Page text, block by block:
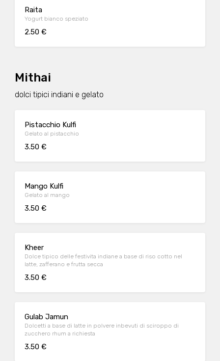
Raita
Yogurt bianco speziato
2.50 €
Mithai
dolci tipici indiani e gelato
Pistacchio Kulfi
Gelato al pistacchio
3.50 €
Mango Kulfi
Gelato al mango
3.50 €
Kheer
Dolce tipico delle festivita indiane a base di riso cotto nel
latte, zafferano e frutta secca
3.50 €
Gulab Jamun
Dolcetti a base di latte in polvere inbevuti di sciroppo di
zucchero rhum a richiesta
3.50 €